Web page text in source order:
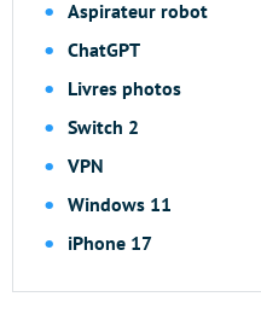
Aspirateur robot
ChatGPT
Livres photos
Switch 2
VPN
Windows 11
iPhone 17